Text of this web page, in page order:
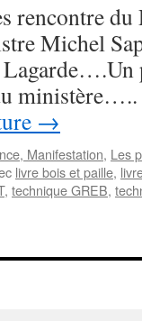
rencontre
Michel
→
Manifestation, Les
livre bois et paille,
, technique GREB,